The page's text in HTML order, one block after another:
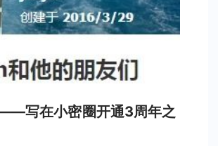
写在小密圈开通3周年之